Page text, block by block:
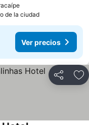
Ver precios
de la ciudad
Ver precios
Compartir